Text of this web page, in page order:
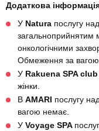
Додаткова
У Natura послугу
загальноприйнятим
онкологічними
Обмеження за
У Rakuena SPA club
жінки.
В AMARI послугу
вагою немає.
У Voyage SPA